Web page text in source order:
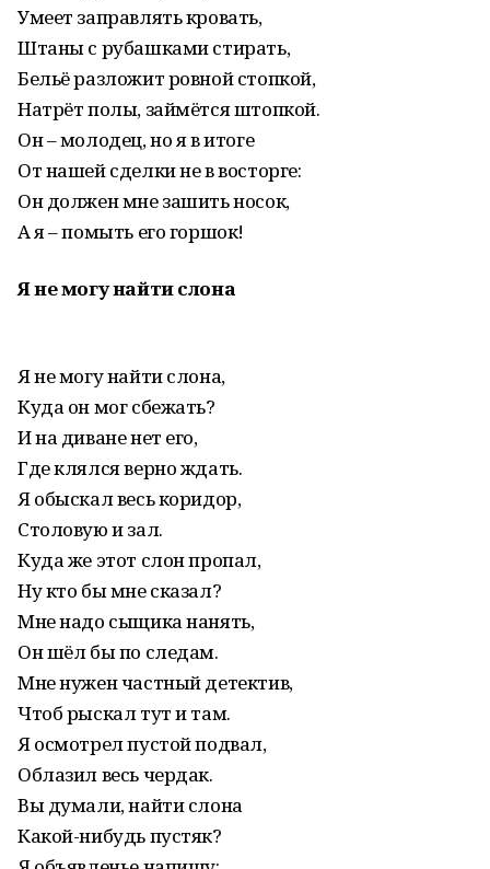
Умеет заправлять кровать,
Штаны с рубашками стирать,
Бельё разложит ровной стопкой,
Натрёт полы, займётся штопкой.
Он – молодец, но я в итоге
От нашей сделки не в восторге:
Он должен мне зашить носок,
А я – помыть его горшок!
Я не могу найти слона
Я не могу найти слона,
Куда он мог сбежать?
И на диване нет его,
Где клялся верно ждать.
Я обыскал весь коридор,
Столовую и зал.
Куда же этот слон пропал,
Ну кто бы мне сказал?
Мне надо сыщика нанять,
Он шёл бы по следам.
Мне нужен частный детектив,
Чтоб рыскал тут и там.
Я осмотрел пустой подвал,
Облазил весь чердак.
Вы думали, найти слона
Какой-нибудь пустяк?